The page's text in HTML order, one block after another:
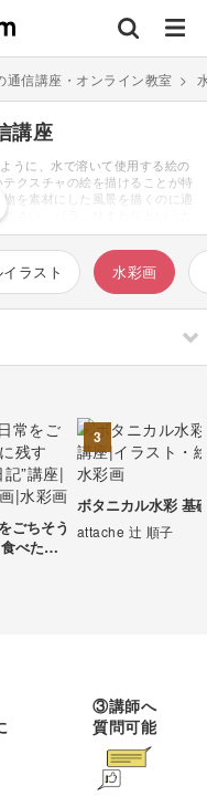
通信講座・オンライン教室 >
講座
うに、水で溶いて使用する絵の
クスチャの絵を描けることが特
を素材にした風景を描くのに適
さい、バラ、ひまわりといった
絵を描く前の下準備の工程が大
るため、水を溶いた絵の具で描
れを防ぐために水張りという事
います。始めは面倒に感じるか
ないひと手間です。下準備が終
いきます。ペン入れは鉛筆とペ
象は大きく異なります。色を塗
場合は一番奥にある背景から塗
基本の塗り方を抑えるのがおす
にチャレンジしていきましょ
とより楽しむことができま
ラスト 水彩画
イラスト・絵画
ドール
ごちそう
べたも
3
ボタニカル水彩 基
attache 辻 順子
③講師へ
質問可能